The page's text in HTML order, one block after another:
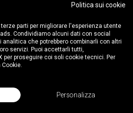
Politica sui cookie
parti per migliorare l'esperienza utente
Condividiamo alcuni dati con social
analitica che potrebbero combinarli con altri
servizi. Puoi accettarli tutti,
per proseguire coi soli cookie tecnici. Per
Cookie.
Personalizza